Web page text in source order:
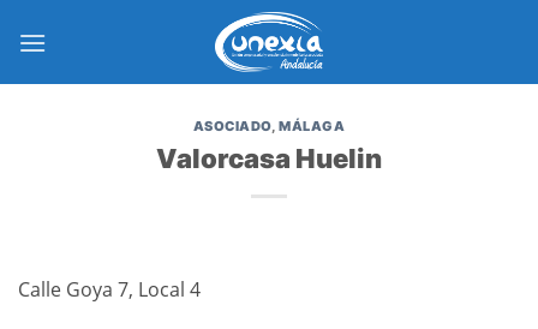
ASOCIADO,MÁLAGA
Valorcasa Huelin
Calle Goya 7, Local 4